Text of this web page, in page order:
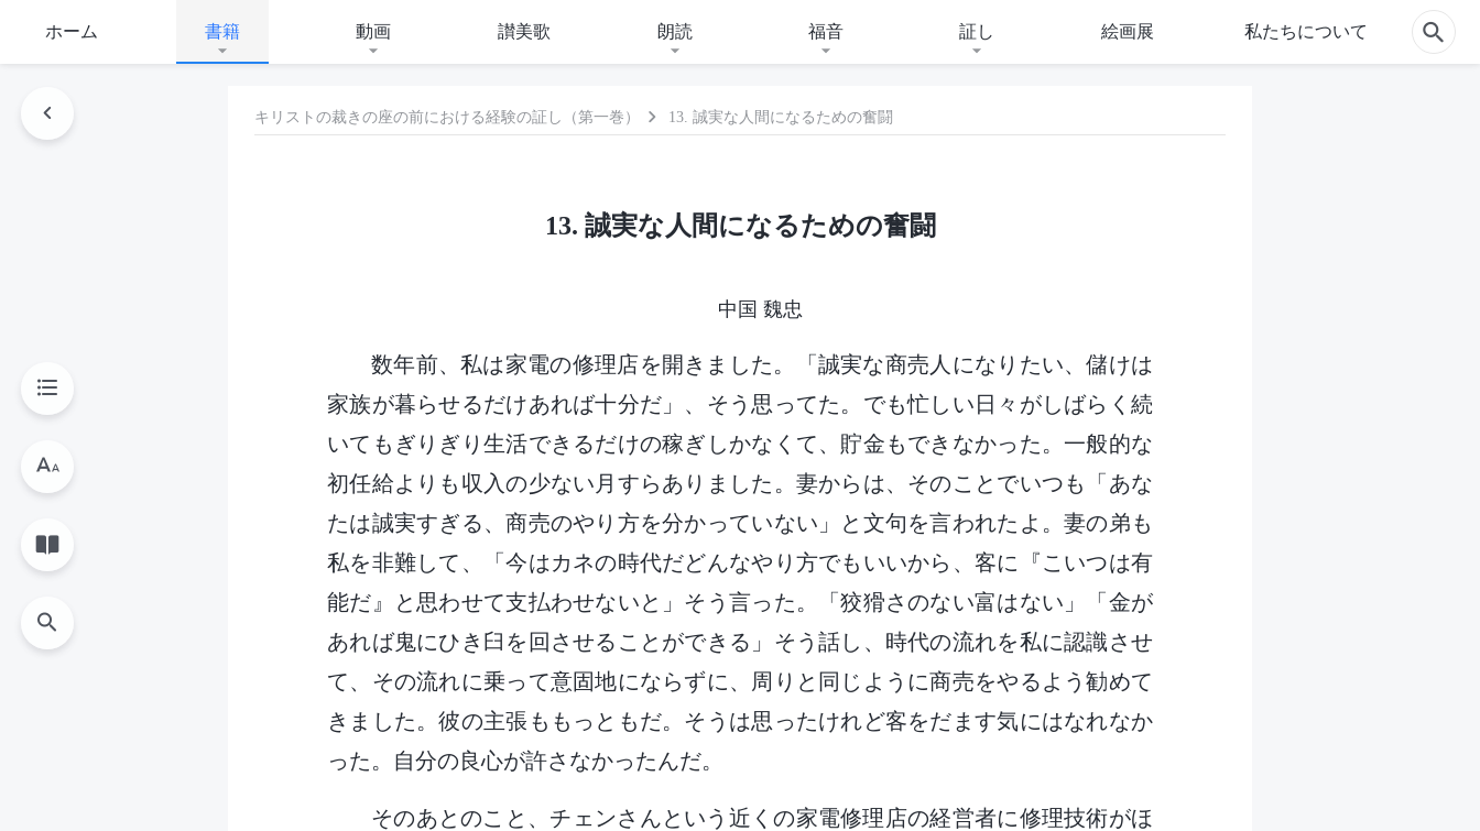
ホーム 書籍 動画 讃美歌 朗読 福音 証し 絵画展 私たちについて
キリストの裁きの座の前における経験の証し（第一巻） 13. 誠実な人間になるための奮闘
13. 誠実な人間になるための奮闘
中国 魏忠
数年前、私は家電の修理店を開きました。「誠実な商売人になりたい、儲けは
家族が暮らせるだけあれば十分だ」、そう思ってた。でも忙しい日々がしばらく続
いてもぎりぎり生活できるだけの稼ぎしかなくて、貯金もできなかった。一般的な
初任給よりも収入の少ない月すらありました。妻からは、そのことでいつも「あな
たは誠実すぎる、商売のやり方を分かっていない」と文句を言われたよ。妻の弟も
私を非難して、「今はカネの時代だどんなやり方でもいいから、客に『こいつは有
能だ』と思わせて支払わせないと」そう言った。「狡猾さのない富はない」「金が
あれば鬼にひき臼を回させることができる」そう話し、時代の流れを私に認識させ
て、その流れに乗って意固地にならずに、周りと同じように商売をやるよう勧めて
きました。彼の主張ももっともだ。そうは思ったけれど客をだます気にはなれなか
った。自分の良心が許さなかったんだ。
そのあとのこと、チェンさんという近くの家電修理店の経営者に修理技術がほ